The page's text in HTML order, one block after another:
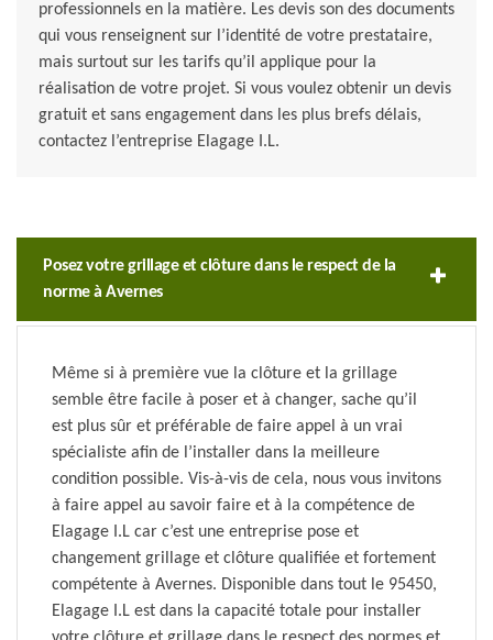
professionnels en la matière. Les devis son des documents
qui vous renseignent sur l’identité de votre prestataire,
mais surtout sur les tarifs qu’il applique pour la
réalisation de votre projet. Si vous voulez obtenir un devis
gratuit et sans engagement dans les plus brefs délais,
contactez l’entreprise Elagage I.L.
Posez votre grillage et clôture dans le respect de la
norme à Avernes
Même si à première vue la clôture et la grillage
semble être facile à poser et à changer, sache qu’il
est plus sûr et préférable de faire appel à un vrai
spécialiste afin de l’installer dans la meilleure
condition possible. Vis-à-vis de cela, nous vous invitons
à faire appel au savoir faire et à la compétence de
Elagage I.L car c’est une entreprise pose et
changement grillage et clôture qualifiée et fortement
compétente à Avernes. Disponible dans tout le 95450,
Elagage I.L est dans la capacité totale pour installer